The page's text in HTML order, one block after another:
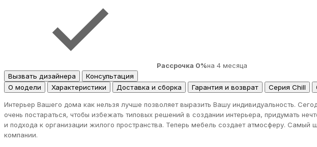
Рассрочка 0%на 4 месяца
Вызвать дизайнера
Консультация
О модели
Характеристики Доставка и сборка Гарантия и возврат Серия Chill
Интерьер Вашего дома как нельзя лучше позволяет выразить Вашу индивидуальность.
очень постараться, чтобы избежать типовых решений в создании интерьера, придумать
и подхода к организации жилого пространства. Теперь мебель создает атмосферу.
компании.